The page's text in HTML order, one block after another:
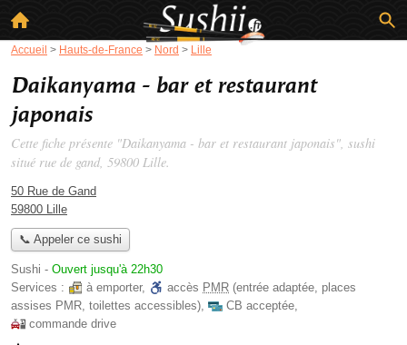
Accueil > Hauts-de-France > Nord > Lille
Daikanyama - bar et restaurant
japonais
Cette fiche présente "Daikanyama - bar et restaurant japonais", sushi
situé rue de gand, 59800 Lille.
50 Rue de Gand
59800 Lille
📞 Appeler ce sushi
Sushi - Ouvert jusqu'à 22h30
Services :
à emporter, accès PMR (entrée adaptée, places
assises PMR, toilettes accessibles), CB acceptée,
commande drive